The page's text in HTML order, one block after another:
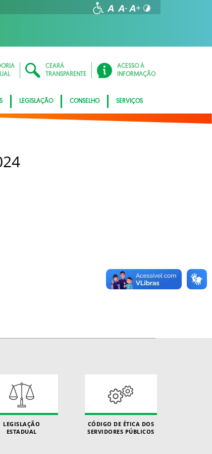
CEARÁ
TRANSPARENTE
ACESSO À
INFORMAÇÃO
LEGISLAÇÃO CONSELHO SERVIÇOS
LEGISLAÇÃO
ESTADUAL
CÓDIGO DE ÉTICA DOS
SERVIDORES PÚBLICOS